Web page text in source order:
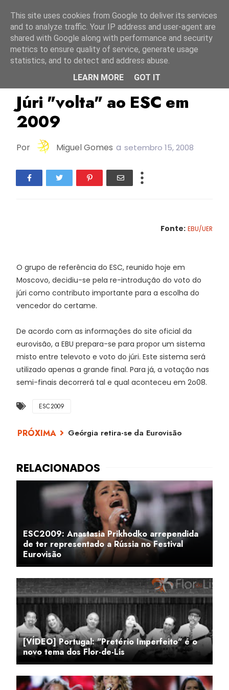
Júri "volta" ao ESC em
2009
Por Miguel Gomes a setembro 15, 2008
Fonte: EBU/UER
O grupo de referência do ESC, reunido hoje em
Moscovo, decidiu-se pela re-introdução do voto do
júri como contributo importante para a escolha do
vencedor do certame.
De acordo com as informações do site oficial da
eurovisão, a EBU prepara-se para propor um sistema
misto entre televoto e voto do júri. Este sistema será
utilizado apenas a grande final. Para já, a votação nas
semi-finais decorrerá tal e qual aconteceu em 2o08.
ESC2009
Geórgia retira-se da Eurovisão
ESC2009: Anastasia Prikhodko arrependida
de ter representado a Rússia no Festival
Eurovisão
[VÍDEO] Portugal: "Pretério Imperfeito" é o
novo tema dos Flor-de-Lis
This site uses cookies from Google to deliver its services
and to analyze traffic. Your IP address and user-agent are
shared with Google along with performance and security
metrics to ensure quality of service, generate usage
statistics, and to detect and address abuse.
LEARN MORE
GOT IT